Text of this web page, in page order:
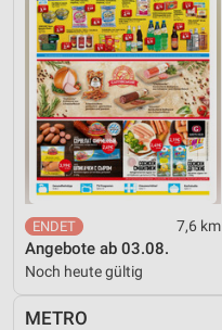
7,6 km
Angebote ab 03.08.
Noch heute gültig
METRO